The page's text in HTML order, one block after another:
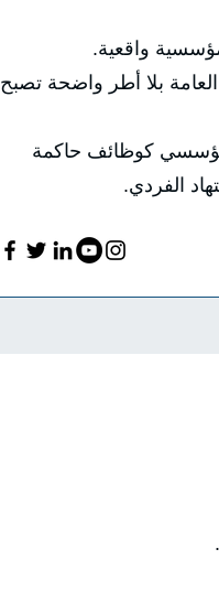
واقعية.
بلا أطر واضحة تصبح
كوظائف حاكمة
الفردي.